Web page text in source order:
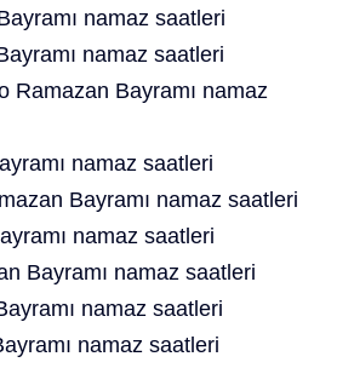
namaz saatleri
namaz saatleri
Ramazan Bayramı namaz
namaz saatleri
Bayramı namaz saatleri
namaz saatleri
Bayramı namaz saatleri
namaz saatleri
namaz saatleri